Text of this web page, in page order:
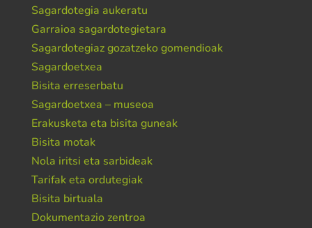
Sagardotegia aukeratu
Garraioa sagardotegietara
Sagardotegiaz gozatzeko gomendioak
Sagardoetxea
Bisita erreserbatu
Sagardoetxea – museoa
Erakusketa eta bisita guneak
Bisita motak
Nola iritsi eta sarbideak
Tarifak eta ordutegiak
Bisita birtuala
Dokumentazio zentroa